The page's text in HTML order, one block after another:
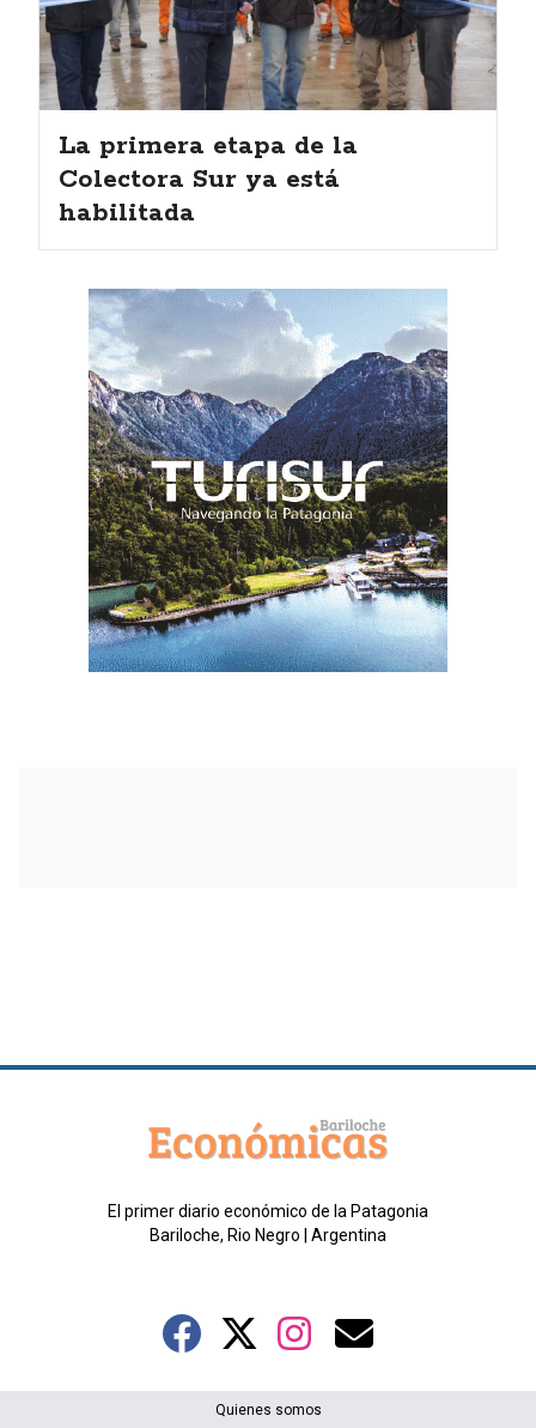
La primera etapa de la
Colectora Sur ya está
habilitada
El primer diario económico de la Patagonia
Bariloche, Rio Negro | Argentina
Quienes somos